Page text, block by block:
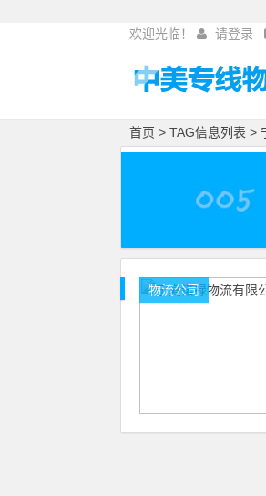
欢迎光临！ 请登录
首页 > TAG信息列表 >
物流公司